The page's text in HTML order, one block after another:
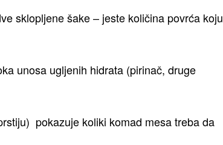
sklopljene šake – jeste količina povrća koju
unosa ugljenih hidrata (pirinač, druge
pokazuje koliki komad mesa treba da